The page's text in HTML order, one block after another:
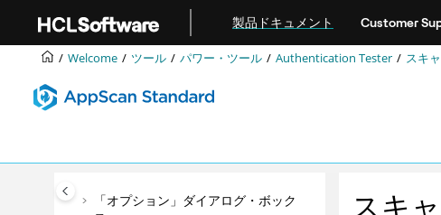
製品ドキュメント Customer
Welcome ツール パワー・ツール Authentication Tester スキ
Intelligent Findings Analytics (IFA)
マニュアル探査
Data (データ)
「オプション」ダイアログ・ボック
スキ